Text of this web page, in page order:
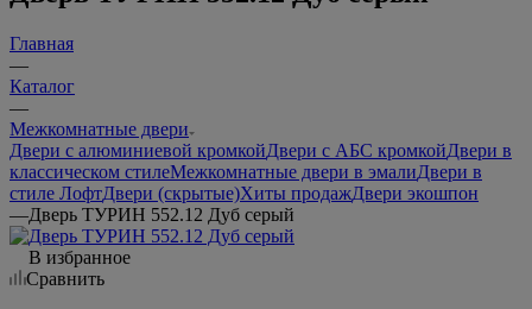
Главная
—
Каталог
—
Межкомнатные двери
Двери с алюминиевой кромкойДвери с АБС кромкойДвери в
классическом стилеМежкомнатные двери в эмалиДвери в
стиле ЛофтДвери (скрытые)Хиты продажДвери экошпон
—Дверь ТУРИН 552.12 Дуб серый
В избранное
Сравнить